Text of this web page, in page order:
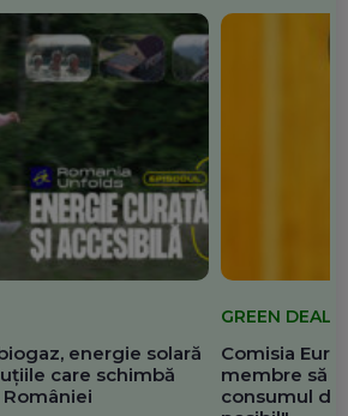
energie solară
care schimbă
GREEN DEAL
Comisia
membre să
consumul de